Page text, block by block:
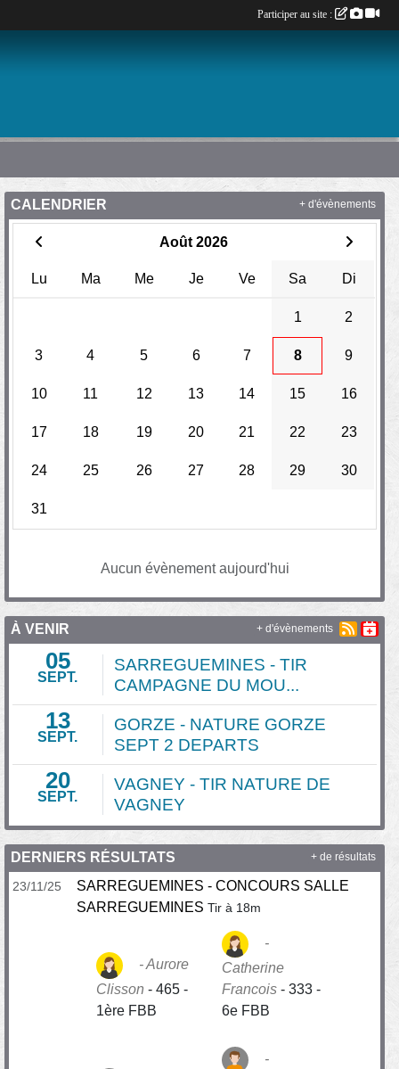
CALENDRIER
Août 2026
Lu Ma Me Je Ve Sa Di
1 2
3 4 5 6 7 8 9
10 11 12 13 14 15 16
17 18 19 20 21 22 23
24 25 26 27 28 29 30
31
Aucun évènement aujourd'hui
+ d'évènements
À VENIR
05
SEPT.
SARREGUEMINES - TIR
CAMPAGNE DU MOU...
13
SEPT.
GORZE - NATURE GORZE
SEPT 2 DEPARTS
20
SEPT.
VAGNEY - TIR NATURE DE
VAGNEY
+ d'évènements
DERNIERS RÉSULTATS
23/11/25
SARREGUEMINES - CONCOURS SALLE
SARREGUEMINES Tir à 18m
Aurore
Clisson -465 -
1ère FBB
Catherine
Francois- 333 -
6e FBB
+ de résultats
Participer au site :